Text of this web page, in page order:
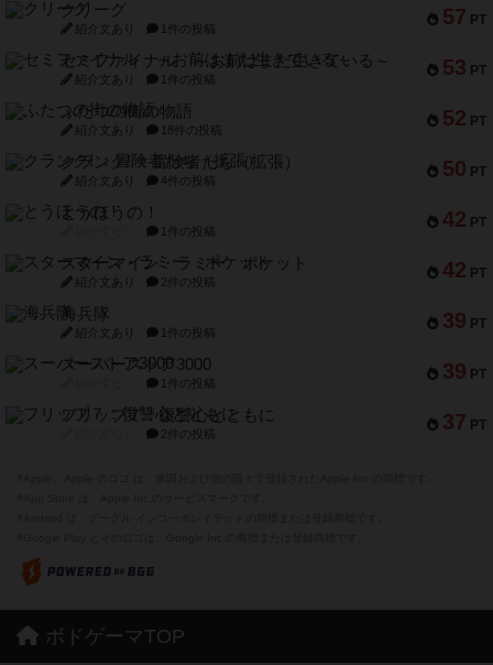
57 PT
クリーグ
紹介文あり 1件の投稿
53 PT
セミファイナル ～お前はまだ生きている～
紹介文あり 1件の投稿
52 PT
ふたつの街の物語
紹介文あり 18件の投稿
50 PT
クランク! ：冒険者たち（拡張）
紹介文あり 4件の投稿
42 PT
とうほうの！
1件の投稿
42 PT
スターマイン・ラミー ポケット
紹介文あり 2件の投稿
39 PT
海兵隊
紹介文あり 1件の投稿
39 PT
スーパーストア3000
1件の投稿
37 PT
フリップ７：復讐心とともに
2件の投稿
ボドゲーマTOP